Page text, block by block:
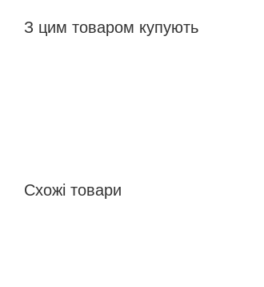
З цим товаром купують
Схожі товари